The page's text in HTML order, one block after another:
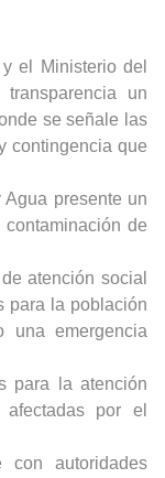
el Ministerio del
un
se señale las
contingencia que
presente un
de
atención social
para la población
una emergencia
para la atención
por el
autoridades